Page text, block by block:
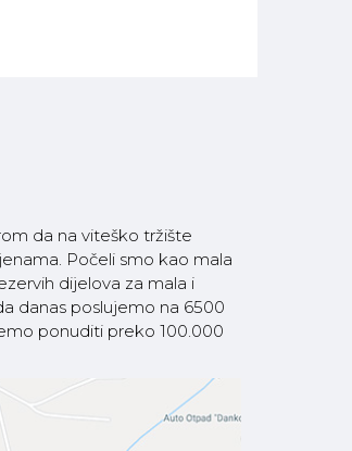
da na viteško tržište
Počeli smo kao mala
dijelova za mala i
danas poslujemo na 6500
ponuditi preko 100.000